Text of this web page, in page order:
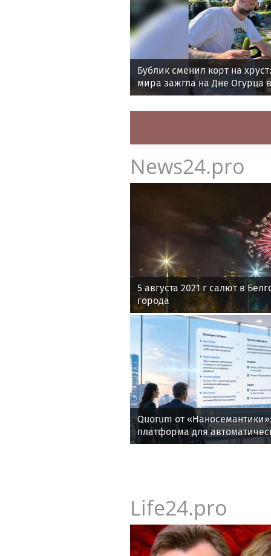
Бублик сменил корт на
мира зажгла на Дне Огурца
News24.pro
5 августа 2021 г салют в
города
Quorum от
платформа для
корпоративных встреч
Life24.pro